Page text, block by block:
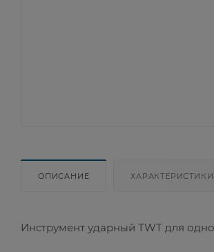
ОПИСАНИЕ ХАРАКТЕРИСТИКИ
Инструмент ударный TWT для